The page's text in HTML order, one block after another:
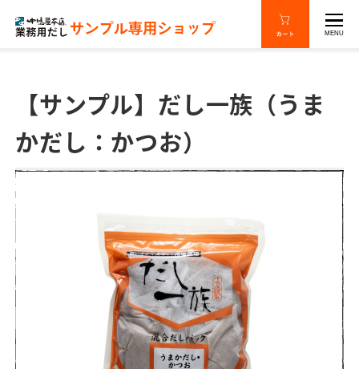
MENU
【サンプル】だし一族（うま
かだし：かつお）